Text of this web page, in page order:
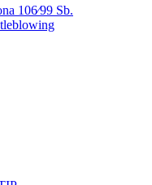
106⁄99 Sb.